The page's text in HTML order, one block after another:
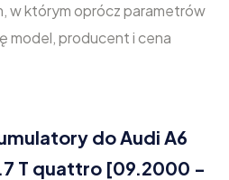
w którym oprócz parametrów
model, producent i cena
do Audi A6
T quattro [09.2000 -